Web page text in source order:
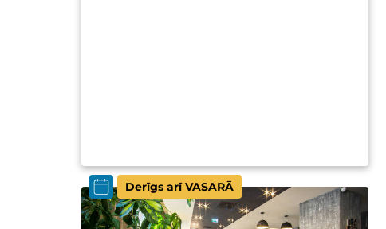
Derīgs arī VASARĀ